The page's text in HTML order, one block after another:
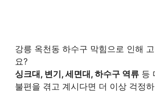
강릉 옥천동 하수구 막힘으로 인해
요?
싱크대, 변기, 세면대, 하수구 역류 등
불편을 겪고 계시다면 더 이상 걱정